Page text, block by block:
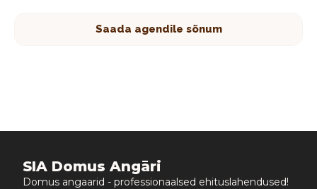
Saada agendile sõnum
SIA Domus Angāri
Domus angaarid - professionaalsed ehituslahendused!